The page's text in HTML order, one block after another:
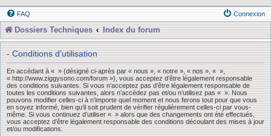
FAQ Connexion
Dossiers Techniques Index du forum
- Conditions d’utilisation
En accédant à « » (désigné ci-après par « nous », « notre », « nos », « »,
« http://www.ziggysono.com/forum »), vous acceptez d’être légalement responsable
des conditions suivantes. Si vous n’acceptez pas d’être légalement responsable de
toutes les conditions suivantes, alors n’accédez pas et/ou n’utilisez pas « ». Nous
pouvons modifier celles-ci à n’importe quel moment et nous ferons tout pour que vous
en soyez informé, bien qu’il soit prudent de vérifier régulièrement celles-ci par vous-
même. Si vous continuez d’utiliser « » alors que des changements ont été effectués,
vous acceptez d’être légalement responsable des conditions découlant des mises à jour
et/ou modifications.